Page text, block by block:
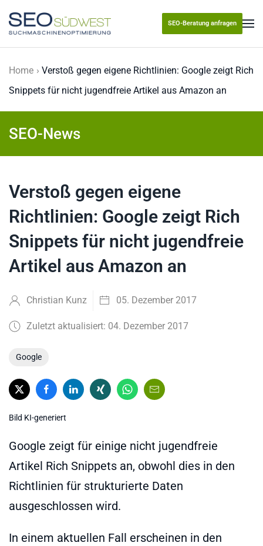
Skip to main content
SEO-Beratung anfragen
Home
Verstoß gegen eigene Richtlinien: Google zeigt Rich
Snippets für nicht jugendfreie Artikel aus Amazon an
SEO-News
Verstoß gegen eigene
Richtlinien: Google zeigt Rich
Snippets für nicht jugendfreie
Artikel aus Amazon an
Christian Kunz 05. Dezember 2017
Zuletzt aktualisiert: 04. Dezember 2017
Google
Bild KI-generiert
Google zeigt für einige nicht jugendfreie
Artikel Rich Snippets an, obwohl dies in den
Richtlinien für strukturierte Daten
ausgeschlossen wird.
In einem aktuellen Fall erscheinen in den